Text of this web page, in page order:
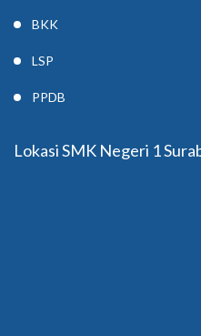
BKK
LSP
PPDB
Lokasi SMK Negeri 1